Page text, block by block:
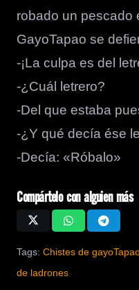
robado un pescado
GayoTapao se
-¡La culpa es del
-¿Cuál letrero?
-Del que estaba
-¿Y qué decía ése
-Decía: «Róbalo»
Compártelo con alguien más
Tags: Chistes de
de ladrones